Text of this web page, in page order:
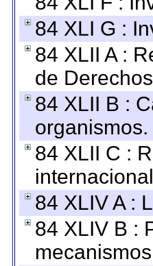
84 XLI G :
84 XLII A :
de
84 XLII B :
organismos.
84 XLII C :
84 XLIV A :
84 XLIV B :